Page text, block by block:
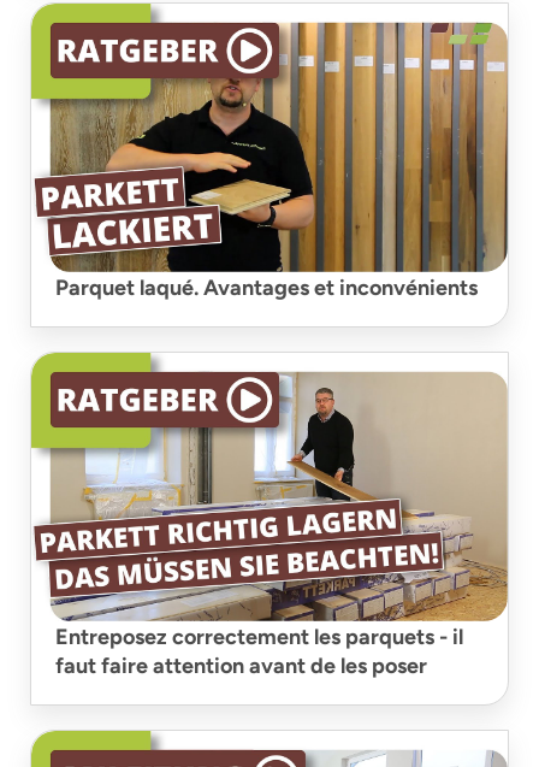
Parquet laqué. Avantages et inconvénients
Entreposez correctement les parquets - il
faut faire attention avant de les poser